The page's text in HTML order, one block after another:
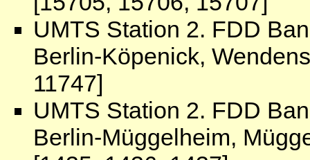
UMTS Station 2. FDD
Berlin-Köpenick,
11747]
UMTS Station 2. FDD
Berlin-Müggelheim,